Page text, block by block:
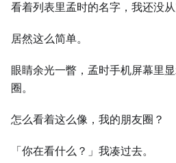
看着列表里孟时的名字，我还没从
居然这么简单。
眼睛余光一瞥，孟时手机屏幕里
圈。
怎么看着这么像，我的朋友圈？
「你在看什么？」我凑过去。